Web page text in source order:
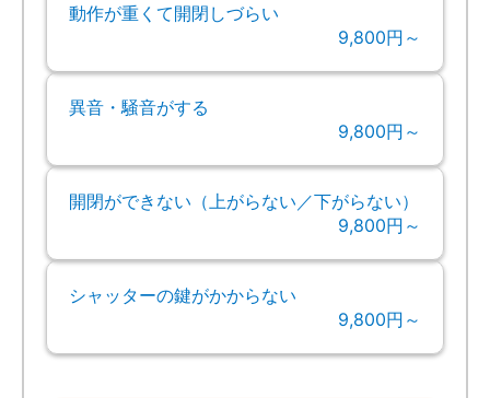
動作が重くて開閉しづらい
9,800円～
異音・騒音がする
9,800円～
開閉ができない（上がらない／下がらない）
9,800円～
シャッターの鍵がかからない
9,800円～